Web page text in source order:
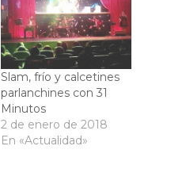
Slam, frío y calcetines
parlanchines con 31
Minutos
2 de enero de 2018
En «Actualidad»